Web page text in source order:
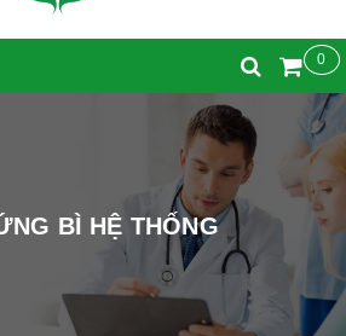
0
BÌ HỆ THỐNG